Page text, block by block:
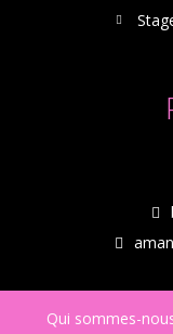
Qui sommes-